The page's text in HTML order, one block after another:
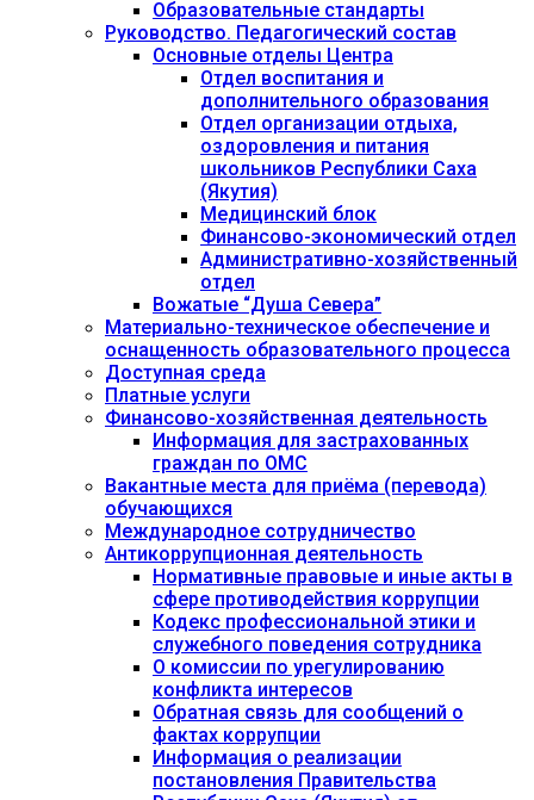
Образовательные стандарты
Руководство. Педагогический состав
Основные отделы Центра
Отдел воспитания и
дополнительного образования
Отдел организации отдыха,
оздоровления и питания
школьников Республики Саха
(Якутия)
Медицинский блок
Финансово-экономический отдел
Административно-хозяйственный
отдел
Вожатые “Душа Севера”
Материально-техническое обеспечение и
оснащенность образовательного процесса
Доступная среда
Платные услуги
Финансово-хозяйственная деятельность
Информация для застрахованных
граждан по ОМС
Вакантные места для приёма (перевода)
обучающихся
Международное сотрудничество
Антикоррупционная деятельность
Нормативные правовые и иные акты в
сфере противодействия коррупции
Кодекс профессиональной этики и
служебного поведения сотрудника
О комиссии по урегулированию
конфликта интересов
Обратная связь для сообщений о
фактах коррупции
Информация о реализации
постановления Правительства